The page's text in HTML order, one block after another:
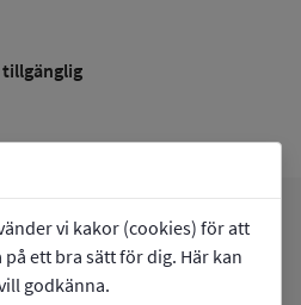
vi kakor (cookies) för att
ett bra sätt för dig. Här kan
godkänna.
arrow_forward Mina favoriterfavorite